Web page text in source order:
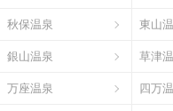
秋保温泉 東山
銀山温泉 草津
万座温泉 四万